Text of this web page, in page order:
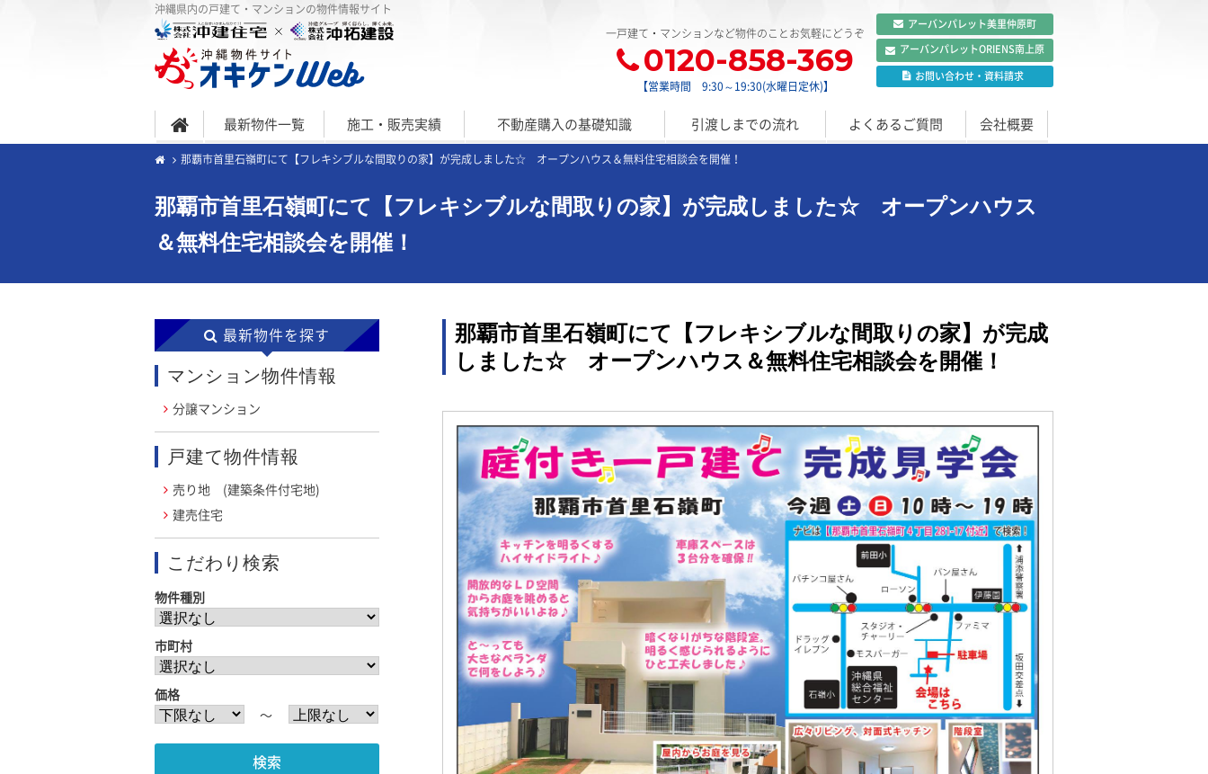
沖縄県内の戸建て・マンションの物件情報サイト
一戸建て・マンションなど物件のことお気軽にどうぞ
0120-858-369
【営業時間 9:30～19:30(水曜日定休)】
アーバンパレット美里仲原町
アーバンパレットORIENS南上原
お問い合わせ ・ 資料請求
最新物件一覧 施工・販売実績 不動産購入の基礎知識 引渡しまでの流れ よくあるご質問 会社概要
那覇市首里石嶺町にて【フレキシブルな間取りの家】が完成しました☆ オープンハウス＆無料住宅相談会を開催！
那覇市首里石嶺町にて【フレキシブルな間取りの家】が完成しました☆ オープンハウス
＆無料住宅相談会を開催！
那覇市首里石嶺町にて【フレキシブルな間取りの家】が完成
しました☆ オープンハウス＆無料住宅相談会を開催！
最新物件を探す
マンション物件情報
分譲マンション
戸建て物件情報
売り地 (建築条件付宅地)
建売住宅
こだわり検索
物件種別
市町村
価格
〜